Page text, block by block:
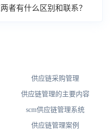
者有什么区别和联系？
供应链采购管理
供应链管理的主要内容
scm供应链管理系统
供应链管理案例